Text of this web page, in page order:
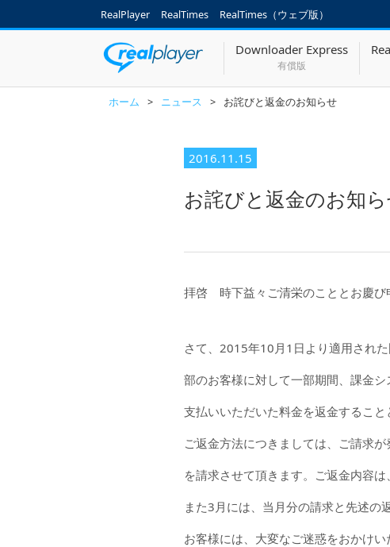
RealPlayer RealTimes RealTimes（ウェブ版）
Downloader Express
有償版
ホーム > ニュース > お詫びと返金のお知らせ
2016.11.15
お詫びと返金のお知
拝啓 時下益々ご清栄のこととお慶び
さて、2015年10月1日より適用され
部のお客様に対して一部期間、課金
支払いいただいた料金を返金すること
ご返金方法につきましては、ご請求
を請求させて頂きます。ご返金内容
また3月には、当月分の請求と先述の
お客様には、大変なご迷惑をおかけ